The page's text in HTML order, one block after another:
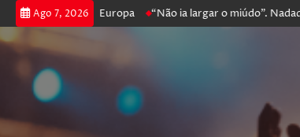
Ago 7, 2026
na Liga Europa “Não ia largar o miúdo”. Nadador-